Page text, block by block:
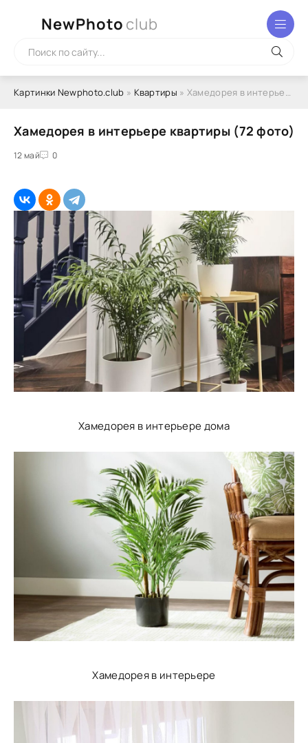
NewPhoto club
Картинки Newphoto.club » Квартиры » Хамедорея в интерьере квартиры (72 фото)
Хамедорея в интерьере квартиры (72 фото)
12 май 0
Хамедорея в интерьере дома
Хамедорея в интерьере